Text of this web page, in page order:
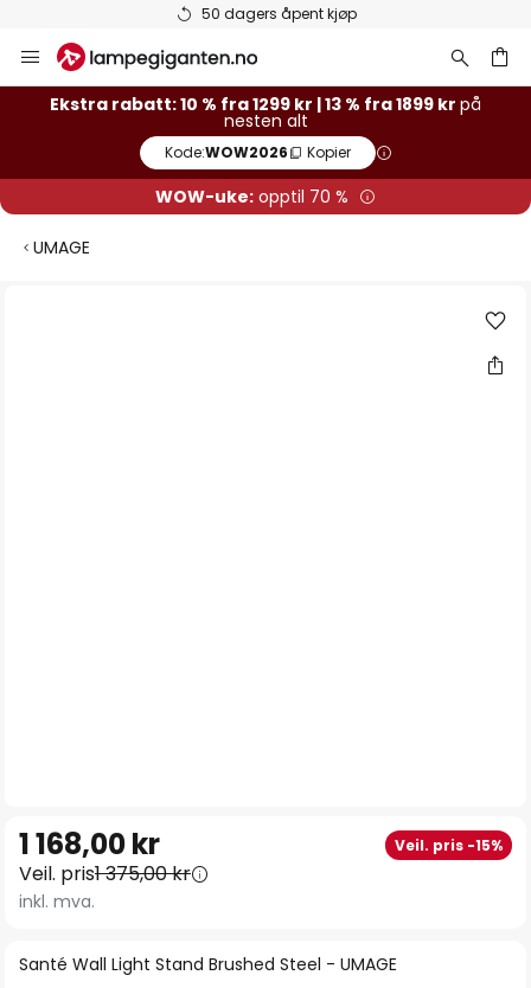
50 dagers åpent kjøp
Hopp
til
innhold
Ekstra rabatt: 10 % fra 1299 kr | 13 % fra 1899 kr på
nesten alt
Kode:WOW2026 Kopier
WOW-uke: opptil 70 %
UMAGE
begynnelsen
av
Santé Wall Light Stand Brushed Steel - UMAGE
1 168,00 kr Veil. pris -15%
Veil. pris1 375,00 kr
inkl. mva.